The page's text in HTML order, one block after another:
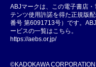
ABJマークは、この電子書店
テンツ使用許諾を得た正規版
番号 第6091713号）です。
ービスの一覧はこちら。
https://aebs.or.jp/
©KADOKAWA